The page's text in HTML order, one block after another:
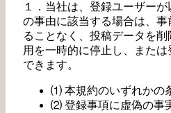
１．当社は、登録ユーザー
の事由に該当する場合は、
ることなく、投稿データを削
用を一時的に停止し、また
できます。
⑴ 本規約のいずれかの
⑵ 登録事項に虚偽の事